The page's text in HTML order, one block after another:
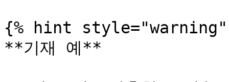
{% hint style="warning"
**기재 예**